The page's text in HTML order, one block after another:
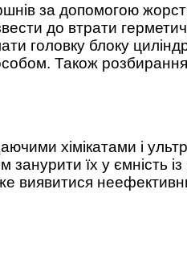
за допомогою
до втрати
головку блоку
Також
хімікатами і
занурити їх у ємність
виявитися